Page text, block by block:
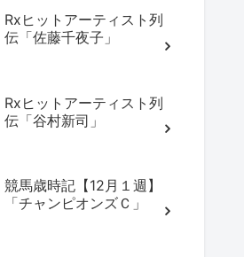
Rxヒットアーティスト列
伝「佐藤千夜子」
Rxヒットアーティスト列
伝「谷村新司」
競馬歳時記【12月１週】
「チャンピオンズＣ」